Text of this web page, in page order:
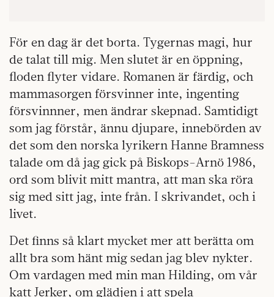
För en dag är det borta. Tygernas magi, hur
de talat till mig. Men slutet är en öppning,
floden flyter vidare. Romanen är färdig, och
mammasorgen försvinner inte, ingenting
försvinnner, men ändrar skepnad. Samtidigt
som jag förstår, ännu djupare, innebörden av
det som den norska lyrikern Hanne Bramness
talade om då jag gick på Biskops-Arnö 1986,
ord som blivit mitt mantra, att man ska röra
sig med sitt jag, inte från. I skrivandet, och i
livet.
Det finns så klart mycket mer att berätta om
allt bra som hänt mig sedan jag blev nykter.
Om vardagen med min man Hilding, om vår
katt Jerker, om glädjen i att spela